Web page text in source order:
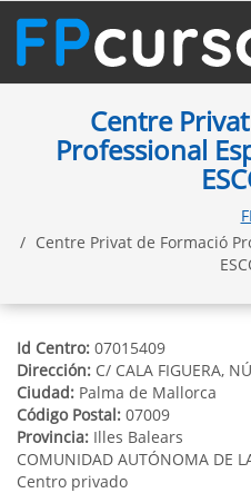
Centre
Professional
Centre Privat de Formació
Id Centro: 07015409
Dirección: C/ CALA FIGUERA,
Ciudad: Palma de Mallorca
Código Postal: 07009
Provincia: Illes Balears
COMUNIDAD AUTÓNOMA DE
Centro privado